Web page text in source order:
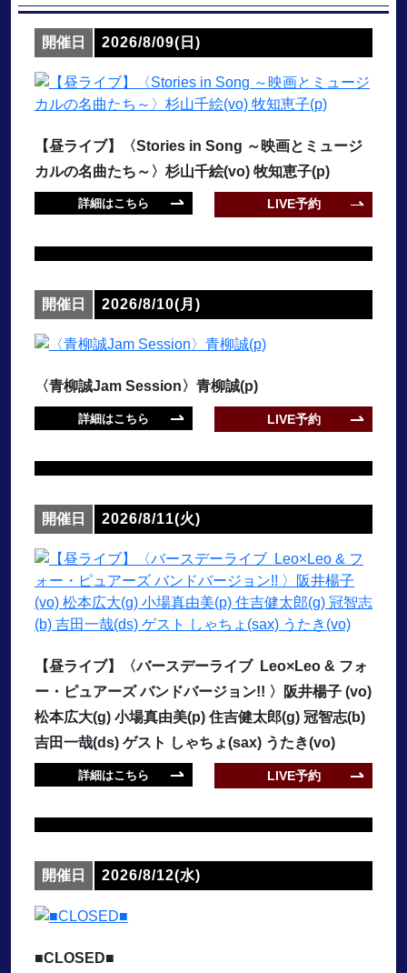
開催日 2026/8/09(日)
【昼ライブ】〈Stories in Song ～映画とミュージ
カルの名曲たち～〉杉山千絵(vo) 牧知恵子(p)
詳細はこちら LIVE予約
開催日 2026/8/10(月)
〈青柳誠Jam Session〉青柳誠(p)
詳細はこちら LIVE予約
開催日 2026/8/11(火)
【昼ライブ】〈バースデーライブ Leo×Leo & フォ
ー・ピュアーズ バンドバージョン!! 〉阪井楊子 (vo)
松本広大(g) 小場真由美(p) 住吉健太郎(g) 冠智志(b)
吉田一哉(ds) ゲスト しゃちょ(sax) うたき(vo)
詳細はこちら LIVE予約
開催日 2026/8/12(水)
■CLOSED■